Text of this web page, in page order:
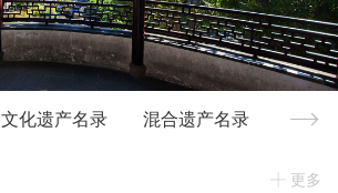
文化遗产名录 混合遗产名录
更多